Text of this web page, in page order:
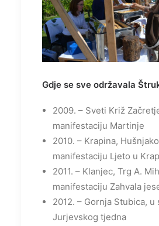
Gdje se sve održavala
2009. – Sveti Križ
manifestaciju Martinje
2010. – Krapina,
manifestaciju Ljeto u
2011. – Klanjec, Trg A.
manifestaciju Zahvala
2012. – Gornja Stubica, u
Jurjevskog tjedna